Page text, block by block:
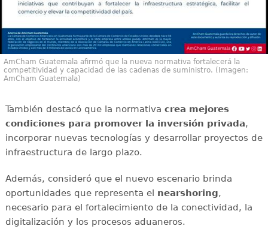
AmCham Guatemala afirmó que la nueva normativa fortalecerá la
competitividad y capacidad de las cadenas de suministro. (Imagen:
AmCham Guatemala)
También destacó que la normativa crea mejores
condiciones para promover la inversión privada,
incorporar nuevas tecnologías y desarrollar proyectos de
infraestructura de largo plazo.
Además, consideró que el nuevo escenario brinda
oportunidades que representa el nearshoring,
necesario para el fortalecimiento de la conectividad, la
digitalización y los procesos aduaneros.